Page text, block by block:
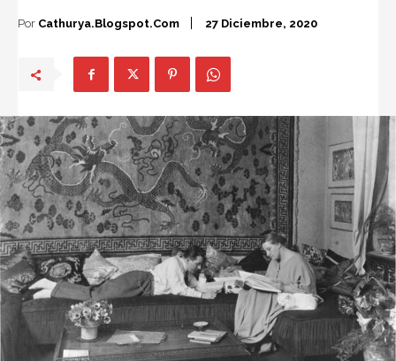
Por Cathurya.blogspot.com 27 Diciembre, 2020